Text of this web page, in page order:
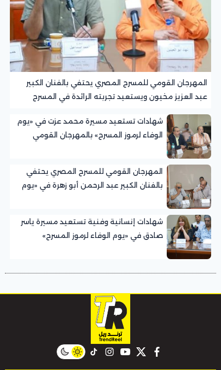
المهرجان القومي للمسرح المصري يحتفي بالفنان الكبير
عبد العزيز مخيون ويستعيد تجربته الرائدة في المسرح
شهادات تستعيد مسيرة محمد عزت في «يوم
الوفاء لرموز المسرح» بالمهرجان القومي
المهرجان القومي للمسرح المصري يحتفي
بالفنان الكبير عبد الرحمن أبو زهرة في «يوم
شهادات إنسانية وفنية تستعيد مسيرة ياسر
صادق في «يوم الوفاء لرموز المسرح»
facebook
twitter
youtube
instagram
tiktok